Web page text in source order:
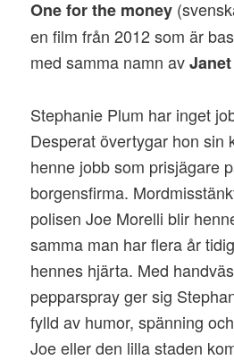
One for the money
en film från 2012 som är
med samma namn av
Stephanie Plum har inget
Desperat övertygar hon sin
henne jobb som prisjägare
borgensfirma.
polisen Joe Morelli blir
samma man har flera år
hennes hjärta. Med
pepparspray ger sig
fylld av humor, spänning
Joe eller den lilla staden